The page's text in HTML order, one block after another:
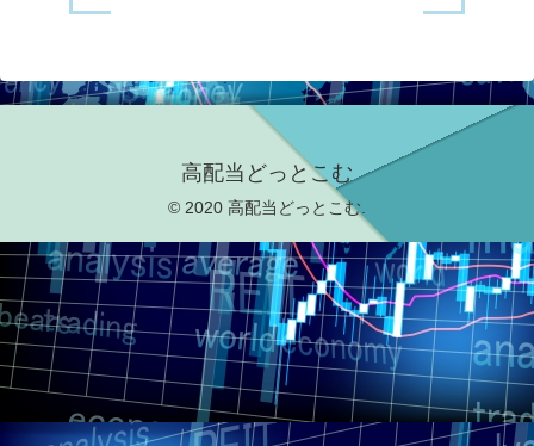
高配当どっとこむ
© 2020 高配当どっとこむ.